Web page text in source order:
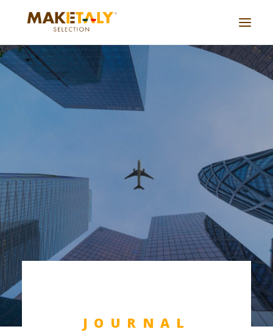
Azienda
Progetti
Journal
Lavora con noi
Cina live
CONTATTACI
JOURNAL